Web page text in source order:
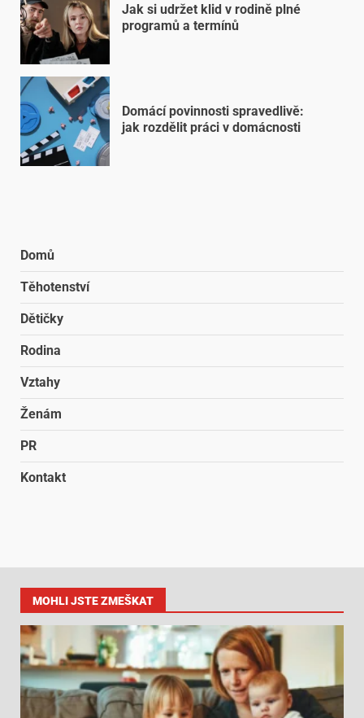
Jak si udržet klid v rodině plné
programů a termínů
Domácí povinnosti spravedlivě:
jak rozdělit práci v domácnosti
Domů
Těhotenství
Dětičky
Rodina
Vztahy
Ženám
PR
Kontakt
MOHLI JSTE ZMEŠKAT